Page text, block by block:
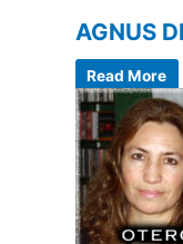
AGNUS
Read More